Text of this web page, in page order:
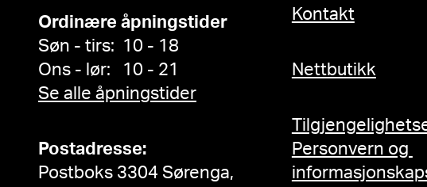
Ordinære åpningstider
Søn - tirs: 10 - 18
Ons - lør: 10 - 21
Se alle åpningstider
Postadresse:
Postboks 3304 Sørenga,
Kontakt
Nettbutikk
Personvern og